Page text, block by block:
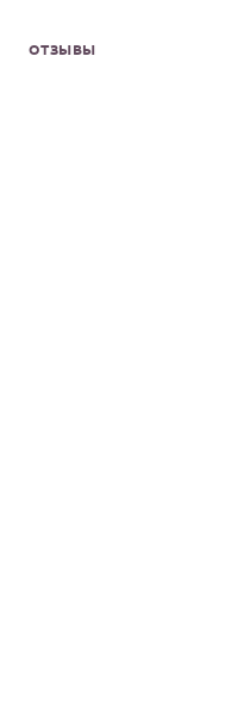
ОТЗЫВЫ